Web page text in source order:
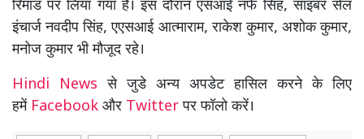
रिमांड पर लिया गया है। इस दौरान एसआई नफे सिंह, साइबर सेल
इंचार्ज नवदीप सिंह, एएसआई आत्माराम, राकेश कुमार, अशोक कुमार,
मनोज कुमार भी मौजूद रहे।
Hindi Newsसे जुडे अन्य अपडेट हासिल करने के लिए
हमें Facebook और Twitterपर फॉलो करें।